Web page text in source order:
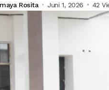
Rosita Juni 1, 2026 42